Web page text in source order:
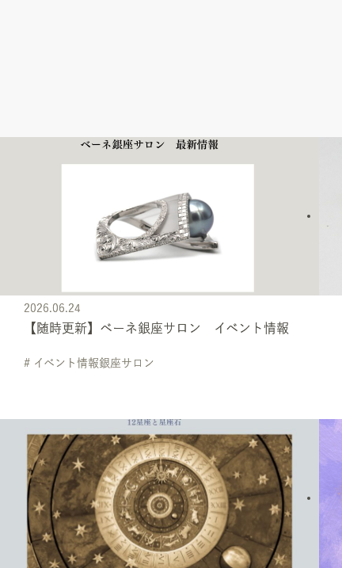
2026.06.24
【随時更新】ベーネ銀座サロン イベント情報
# イベント情報銀座サロン